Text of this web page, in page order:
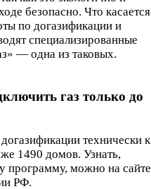
безопасно. Что касается
по догазификации и
специализированные
— одна из таковых.
газ только до
технически к
1490 домов. Узнать,
программу, можно на сайте
РФ.